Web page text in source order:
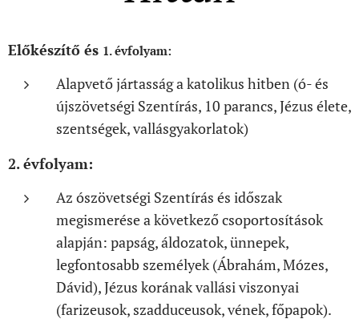
Előkészítő és 1. évfolyam:
Alapvető jártasság a katolikus hitben (ó- és
újszövetségi Szentírás, 10 parancs, Jézus élete,
szentségek, vallásgyakorlatok)
2. évfolyam:
Az ószövetségi Szentírás és időszak
megismerése a következő csoportosítások
alapján: papság, áldozatok, ünnepek,
legfontosabb személyek (Ábrahám, Mózes,
Dávid), Jézus korának vallási viszonyai
(farizeusok, szadduceusok, vének, főpapok).